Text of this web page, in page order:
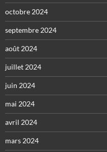
octobre 2024
septembre 2024
août 2024
juillet 2024
juin 2024
mai 2024
avril 2024
mars 2024